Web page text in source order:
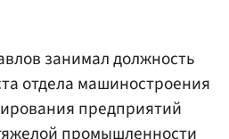
занимал должность
отдела машиностроения
предприятий
промышленности